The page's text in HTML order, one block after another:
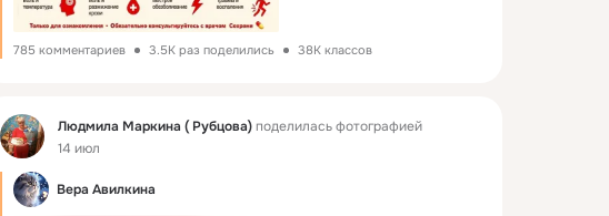
785 комментариев 3.5K раз поделились 38K классов
Фид Людмила Маркина ( Рубцова)поделилась фотографией
14 июл
Вера Авилкина